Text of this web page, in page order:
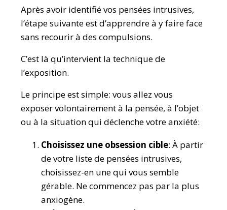
Après avoir identifié vos pensées intrusives,
l’étape suivante est d’apprendre à y faire face
sans recourir à des compulsions.
C’est là qu’intervient la technique de
l’exposition.
Le principe est simple: vous allez vous
exposer volontairement à la pensée, à l’objet
ou à la situation qui déclenche votre anxiété:
Choisissez une obsession cible: À partir
de votre liste de pensées intrusives,
choisissez-en une qui vous semble
gérable. Ne commencez pas par la plus
anxiogène.